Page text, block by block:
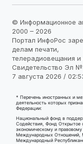
© Информационное
2000 – 2026
Портал ИнфоРос
делам печати,
телерадиовещания
Свидетельство Эл №
7 августа 2026 /